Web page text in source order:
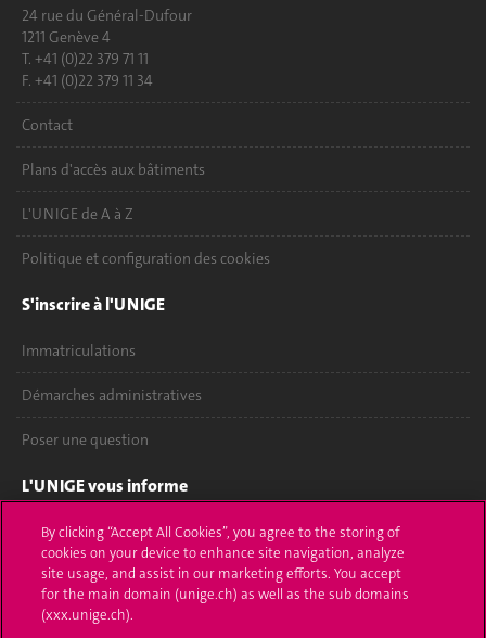
24 rue du Général-Dufour
1211 Genève 4
T. +41 (0)22 379 71 11
F. +41 (0)22 379 11 34
Contact
Plans d'accès aux bâtiments
L'UNIGE de A à Z
Politique et configuration des cookies
S'inscrire à l'UNIGE
Immatriculations
Démarches administratives
Poser une question
L'UNIGE vous informe
UNIGE Mobile
Médias
Offres d'emploi
By clicking “Accept All Cookies”, you agree to the storing of
cookies on your device to enhance site navigation, analyze
site usage, and assist in our marketing efforts. You accept
for the main domain (unige.ch) as well as the sub domains
(xxx.unige.ch).